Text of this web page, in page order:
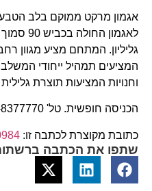
אגמון מרקט ממוקם בלב
לאגמון
גליליון. המתחם מציע מגוון
המציעים תמהיל ייחודי
וחנויות המציעות תוצרת
הכניסה חופשית. טל' 04-8377770.
כתובת מקוצרת לכתבה זו:
שתפו את הכתבה